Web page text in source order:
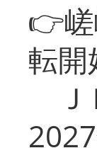
👉
転開
Ｊ